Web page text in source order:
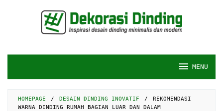
MENU
HOMEPAGE / DESAIN DINDING INOVATIF /
REKOMENDASI
WARNA DINDING RUMAH BAGIAN LUAR DAN DALAM